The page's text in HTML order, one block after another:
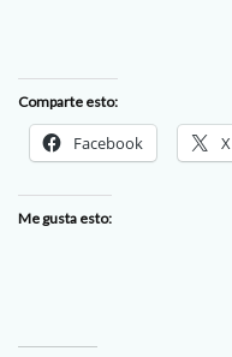
Comparte esto:
Facebook X
Me gusta esto: